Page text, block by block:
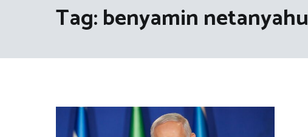
Tag:benyamin netanyahu